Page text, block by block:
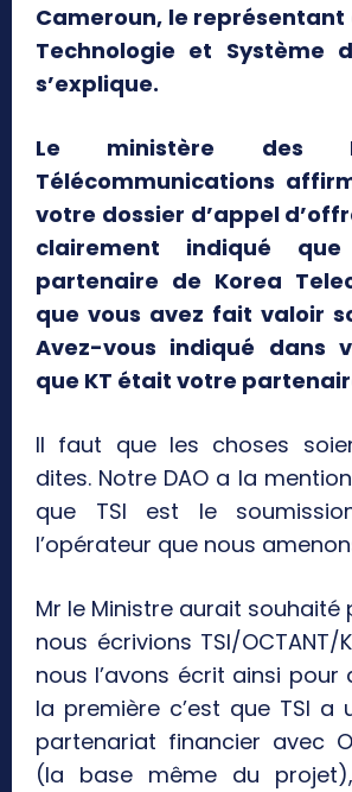
Cameroun, le représentant
Technologie et Système
s’explique.
Le ministère des
Télécommunications
votre dossier d’appel
clairement indiqué
partenaire de Korea
que vous avez fait valoir
Avez-vous indiqué dans
que KT était votre
Il faut que les choses
dites. Notre DAO a la
que TSI est le
l’opérateur que nous
Mr le Ministre aurait
nous écrivions TSI/OCTANT/
nous l’avons écrit ainsi pour
la première c’est que TSI a
partenariat financier avec
(la base même du